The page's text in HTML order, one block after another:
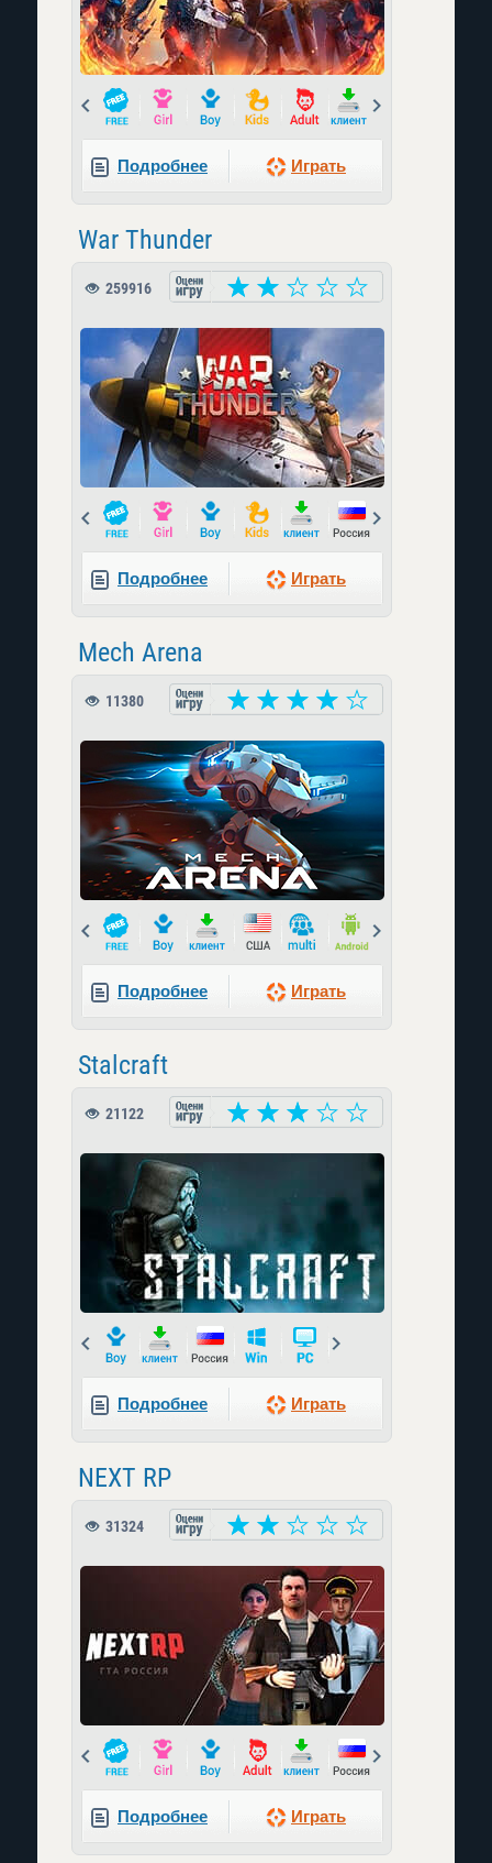
Prev
Подробнее Играть
War Thunder
259916
Prev
Подробнее Играть
Mech Arena
11380
Prev
Подробнее Играть
Stalcraft
21122
Prev
Подробнее Играть
NEXT RP
31324
Prev
Подробнее Играть